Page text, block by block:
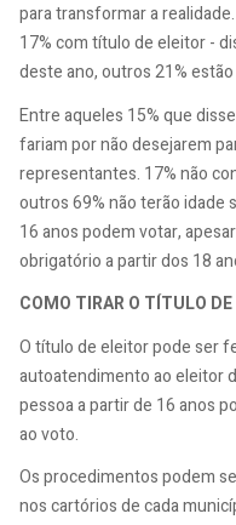
para transformar a
17% com título de eleitor -
deste ano, outros 21% estão
Entre aqueles 15% que
fariam por não desejarem
representantes. 17% não
outros 69% não terão idade
16 anos podem votar,
obrigatório a partir dos 18
COMO TIRAR O TÍTULO
O título de eleitor pode ser
autoatendimento ao eleitor
pessoa a partir de 16 anos
ao voto.
Os procedimentos podem
nos cartórios de cada